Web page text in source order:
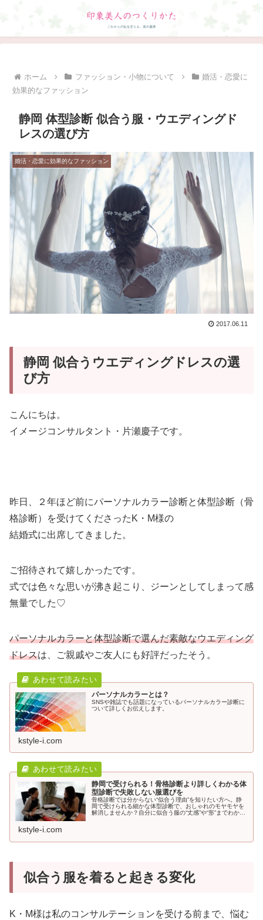
ホーム ファッション・小物について
婚活・恋愛に
効果的なファッション
静岡 体型診断 似合う服・ウエディングド
レスの選び方
婚活・恋愛に効果的なファッション
2017.06.11
静岡 似合うウエディングドレスの選
び方
こんにちは。
イメージコンサルタント・片瀬慶子です。
昨日、２年ほど前にパーソナルカラー診断と体型診断（骨
格診断）を受けてくださったK・M様の
結婚式に出席してきました。
ご招待されて嬉しかったです。
式では色々な思いが沸き起こり、ジーンとしてしまって感
無量でした♡
パーソナルカラーと体型診断で選んだ素敵なウエディング
ドレスは、ご親戚やご友人にも好評だったそう。
パーソナルカラーとは？
SNSや雑誌でも話題になっているパーソナルカラー診断に
ついて詳しくお伝えします。
kstyle-i.com
静岡で受けられる！骨格診断より詳しくわかる体
型診断で失敗しない服選びを
骨格診断では分からない“似合う理由”を知りたい方へ。静
岡で受けられる細かな体型診断で、おしゃれのモヤモヤを
解消しませんか？自分に似合う服の“丈感”や“形”までわかっ
kstyle-i.com
似合う服を着ると起きる変化
K・M様は私のコンサルテーションを受ける前まで、悩む